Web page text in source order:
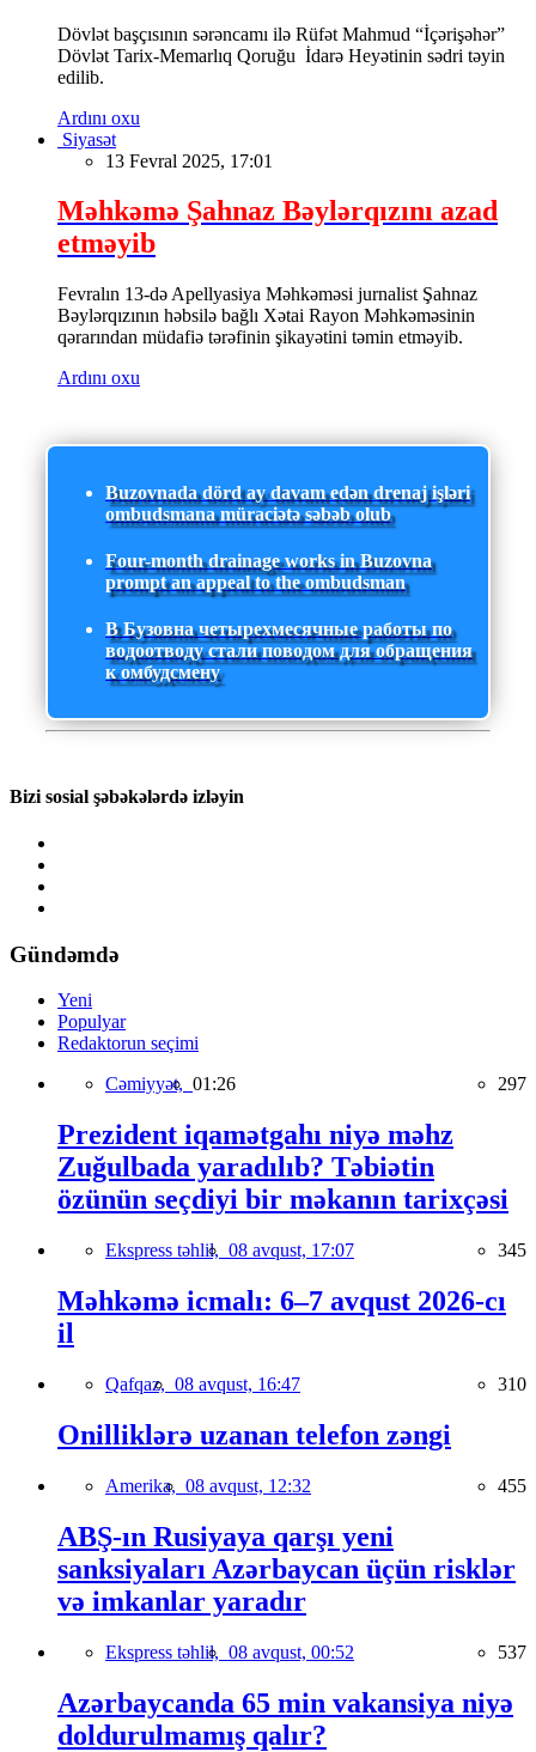
Dövlət başçısının sərəncamı ilə Rüfət Mahmud “İçərişəhər”
Dövlət Tarix-Memarlıq Qoruğu İdarə Heyətinin sədri təyin
edilib.
Ardını oxu
Siyasət
13 Fevral 2025, 17:01
Məhkəmə Şahnaz Bəylərqızını azad
etməyib
Fevralın 13-də Apellyasiya Məhkəməsi jurnalist Şahnaz
Bəylərqızının həbsilə bağlı Xətai Rayon Məhkəməsinin
qərarından müdafiə tərəfinin şikayətini təmin etməyib.
Ardını oxu
Buzovnada dörd ay davam edən drenaj işləri
ombudsmana müraciətə səbəb olub
Four-month drainage works in Buzovna
prompt an appeal to the ombudsman
В Бузовна четырехмесячные работы по
водоотводу стали поводом для обращения
к омбудсмену
Bizi sosial şəbəkələrdə izləyin
Gündəmdə
Yeni
Populyar
Redaktorun seçimi
Cəmiyyət, 01:26 297
Prezident iqamətgahı niyə məhz
Zuğulbada yaradılıb? Təbiətin
özünün seçdiyi bir məkanın tarixçəsi
Ekspress təhlil, 08 avqust, 17:07 345
Məhkəmə icmalı: 6–7 avqust 2026-cı
il
Qafqaz, 08 avqust, 16:47 310
Onilliklərə uzanan telefon zəngi
Amerika, 08 avqust, 12:32 455
ABŞ-ın Rusiyaya qarşı yeni
sanksiyaları Azərbaycan üçün risklər
və imkanlar yaradır
Ekspress təhlil, 08 avqust, 00:52 537
Azərbaycanda 65 min vakansiya niyə
doldurulmamış qalır?